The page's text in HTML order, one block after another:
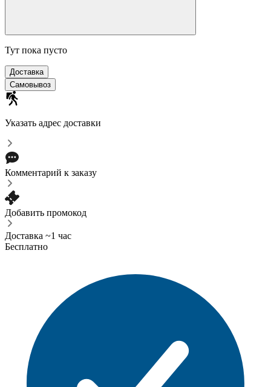
Тут пока пусто
Доставка
Самовывоз
Указать адрес доставки
Комментарий к заказу
Добавить промокод
Доставка ~1 час
Бесплатно